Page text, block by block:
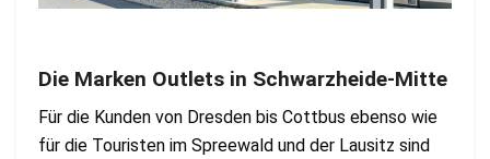
Die Marken Outlets in Schwarzheide-Mitte
Für die Kunden von Dresden bis Cottbus ebenso wie
für die Touristen im Spreewald und der Lausitz sind